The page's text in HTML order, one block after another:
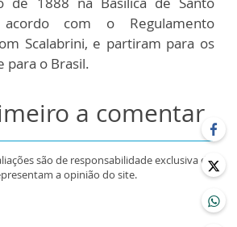
com o Regulamento
Scalabrini, e partiram para os
para o Brasil.
a comentar
são de responsabilidade exclusiva de
a opinião do site.